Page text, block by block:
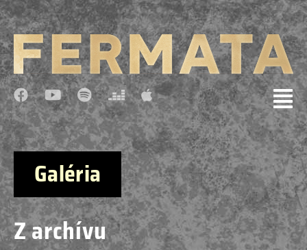
Galéria
Z archívu